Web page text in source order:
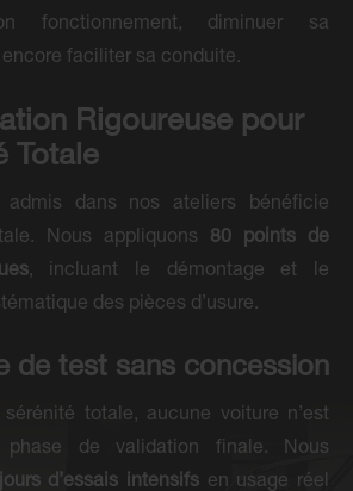
fonctionnement, diminuer sa
faciliter sa conduite.
Rigoureuse pour
Totale
admis dans nos ateliers bénéficie
Nous appliquons 80 points de
, incluant le démontage et le
des pièces d’usure.
de test sans concession
totale, aucune voiture n’est
de validation finale. Nous
d’essais intensifs en usage réel